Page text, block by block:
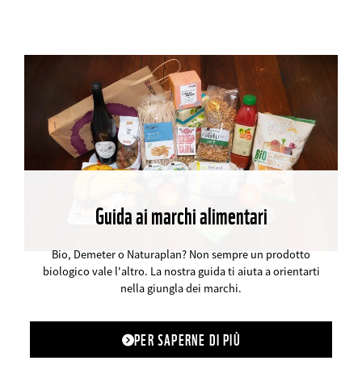
Guida ai marchi alimentari
Bio, Demeter o Naturaplan? Non sempre un prodotto
biologico vale l'altro. La nostra guida ti aiuta a orientarti
nella giungla dei marchi.
PER SAPERNE DI PIÙ